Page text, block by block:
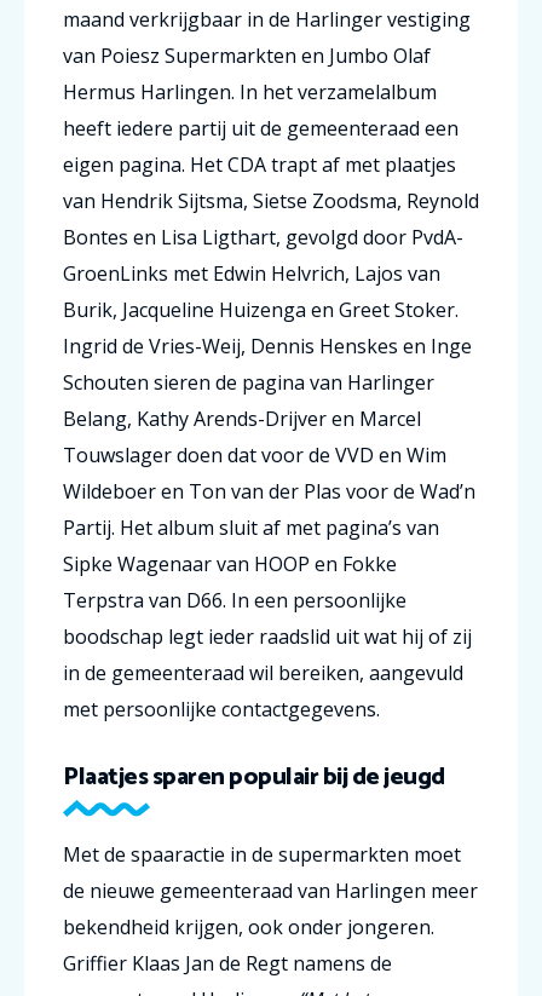
maand verkrijgbaar in de Harlinger vestiging
van Poiesz Supermarkten en Jumbo Olaf
Hermus Harlingen. In het verzamelalbum
heeft iedere partij uit de gemeenteraad een
eigen pagina. Het CDA trapt af met plaatjes
van Hendrik Sijtsma, Sietse Zoodsma, Reynold
Bontes en Lisa Ligthart, gevolgd door PvdA-
GroenLinks met Edwin Helvrich, Lajos van
Burik, Jacqueline Huizenga en Greet Stoker.
Ingrid de Vries-Weij, Dennis Henskes en Inge
Schouten sieren de pagina van Harlinger
Belang, Kathy Arends-Drijver en Marcel
Touwslager doen dat voor de VVD en Wim
Wildeboer en Ton van der Plas voor de Wad’n
Partij. Het album sluit af met pagina’s van
Sipke Wagenaar van HOOP en Fokke
Terpstra van D66. In een persoonlijke
boodschap legt ieder raadslid uit wat hij of zij
in de gemeenteraad wil bereiken, aangevuld
met persoonlijke contactgegevens.
Plaatjes sparen populair bij de jeugd
Met de spaaractie in de supermarkten moet
de nieuwe gemeenteraad van Harlingen meer
bekendheid krijgen, ook onder jongeren.
Griffier Klaas Jan de Regt namens de